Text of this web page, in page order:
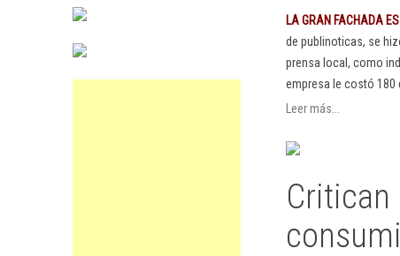
LA GRAN FACHADA
de publinoticas, se
prensa local, como
empresa le costó 180
Leer más...
Critican